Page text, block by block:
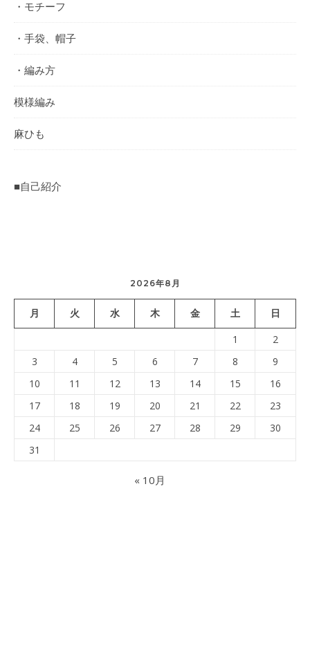
・モチーフ
・手袋、帽子
・編み方
模様編み
麻ひも
■自己紹介
2026年8月
月 火 水 木 金 土 日
1
2
3
4 5 6 7 8
9
10
11 12 13 14 15
16
17
18 19 20 21 22
23
24
25 26 27 28 29
30
31
« 10月